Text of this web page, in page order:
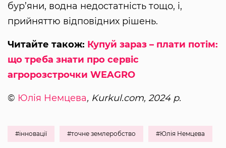
бур’яни, водна недостатність тощо, і,
прийняттю відповідних рішень.
Читайте також: Купуй зараз – плати потім:
що треба знати про сервіс
агророзстрочки WEAGRO
© Юлія Немцева, Kurkul.com, 2024 р.
#інновації #точне землеробство #Юлія Немцева